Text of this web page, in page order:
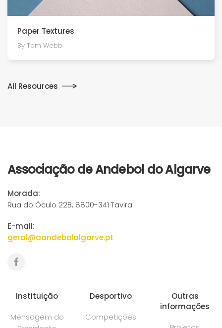
Paper Textures
By Tom Webb
All Resources
Associação de Andebol do Algarve
Morada:
Rua do Óculo 22B, 8800-341 Tavira
E-mail:
geral@aandebolalgarve.pt
Instituição
Mensagem do
Desportivo
Competições
Outras
informações